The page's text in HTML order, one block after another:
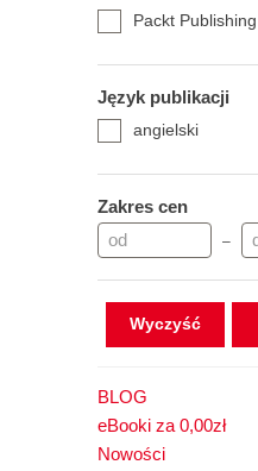
Packt Publishing
Język publikacji
angielski
Zakres cen
–
Wyczyść
BLOG
eBooki za 0,00zł
Nowości